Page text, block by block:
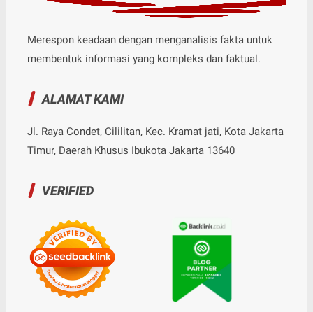
Merespon keadaan dengan menganalisis fakta untuk
membentuk informasi yang kompleks dan faktual.
ALAMAT KAMI
Jl. Raya Condet, Cililitan, Kec. Kramat jati, Kota Jakarta
Timur, Daerah Khusus Ibukota Jakarta 13640
VERIFIED